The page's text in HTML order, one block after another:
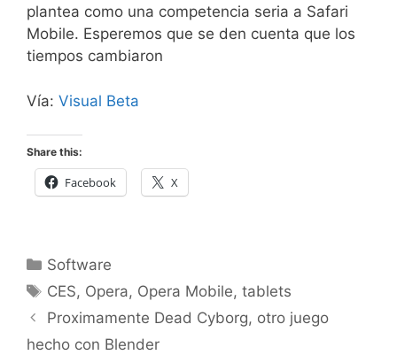
plantea como una competencia seria a Safari
Mobile. Esperemos que se den cuenta que los
tiempos cambiaron
Vía: Visual Beta
Share this:
Facebook X
Categorías
Software
Etiquetas
CES, Opera, Opera Mobile,tablets
Proximamente Dead Cyborg, otro juego
hecho con Blender